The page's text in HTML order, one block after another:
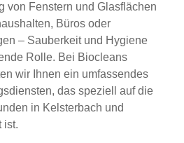
von Fenstern und Glasflächen
Büros oder
– Sauberkeit und Hygiene
Rolle. Bei Biocleans
wir Ihnen ein umfassendes
das speziell auf die
in Kelsterbach und
ist.